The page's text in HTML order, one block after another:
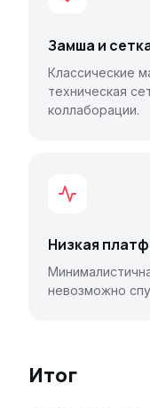
Замша и
Классические
техническая
коллаборации.
Низкая
невозможно
Итог